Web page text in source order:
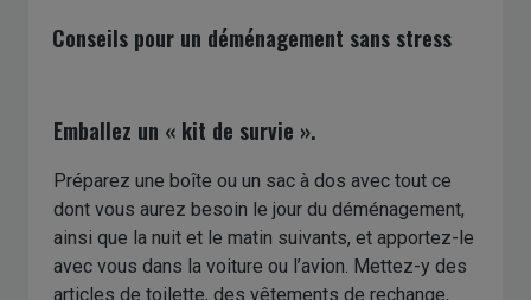
Conseils pour un déménagement sans stress
Emballez un « kit de survie ».
Préparez une boîte ou un sac à dos avec tout ce
dont vous aurez besoin le jour du déménagement,
ainsi que la nuit et le matin suivants, et apportez-le
avec vous dans la voiture ou l’avion. Mettez-y des
articles de toilette, des vêtements de rechange,